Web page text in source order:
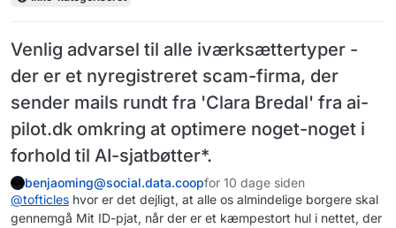
Venlig advarsel til alle iværksættertyper -
der er et nyregistreret scam-firma, der
sender mails rundt fra 'Clara Bredal' fra ai-
pilot.dk omkring at optimere noget-noget i
forhold til AI-sjatbøtter*.
benjaoming@social.data.coopfor 10 dage siden
@tofticles hvor er det dejligt, at alle os almindelige borgere skal
gennemgå Mit ID-pjat, når der er et kæmpestort hul i nettet, der